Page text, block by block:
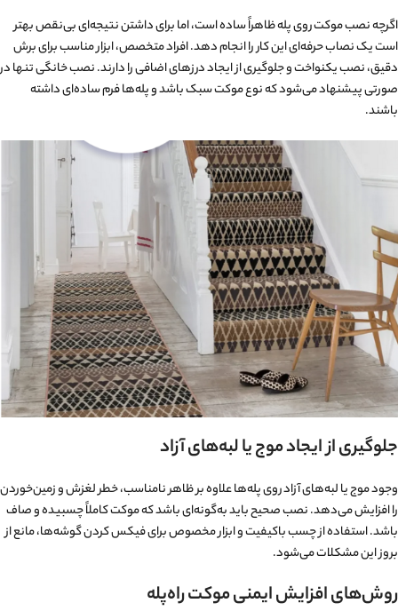
اگرچه نصب موکت روی پله ظاهراً ساده است، اما برای داشتن نتیجه‌ای بی‌نقص بهتر
است یک نصاب حرفه‌ای این کار را انجام دهد. افراد متخصص، ابزار مناسب برای برش
دقیق، نصب یکنواخت و جلوگیری از ایجاد درزهای اضافی را دارند. نصب خانگی تنها در
صورتی پیشنهاد می‌شود که نوع موکت سبک باشد و پله‌ها فرم ساده‌ای داشته
باشند.
جلوگیری از ایجاد موج یا لبه‌های آزاد
وجود موج یا لبه‌های آزاد روی پله‌ها علاوه بر ظاهر نامناسب، خطر لغزش و زمین‌خوردن
را افزایش می‌دهد. نصب صحیح باید به‌گونه‌ای باشد که موکت کاملاً چسبیده و صاف
باشد. استفاده از چسب باکیفیت و ابزار مخصوص برای فیکس کردن گوشه‌ها، مانع از
بروز این مشکلات می‌شود.
روش‌های افزایش ایمنی موکت راه‌پله